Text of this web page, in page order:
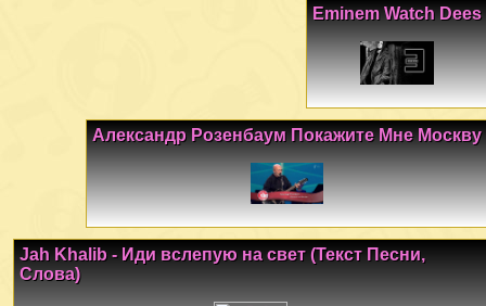
Eminem Watch Dees
Александр Розенбаум Покажите Мне Москву
Jah Khalib - Иди вслепую на свет (Текст Песни,
Слова)